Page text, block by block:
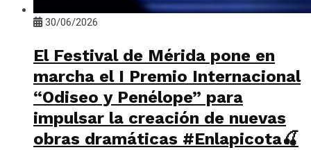
30/06/2026
El Festival de Mérida pone en
marcha el I Premio Internacional
“Odiseo y Penélope” para
impulsar la creación de nuevas
obras dramáticas #Enlapicota🍒